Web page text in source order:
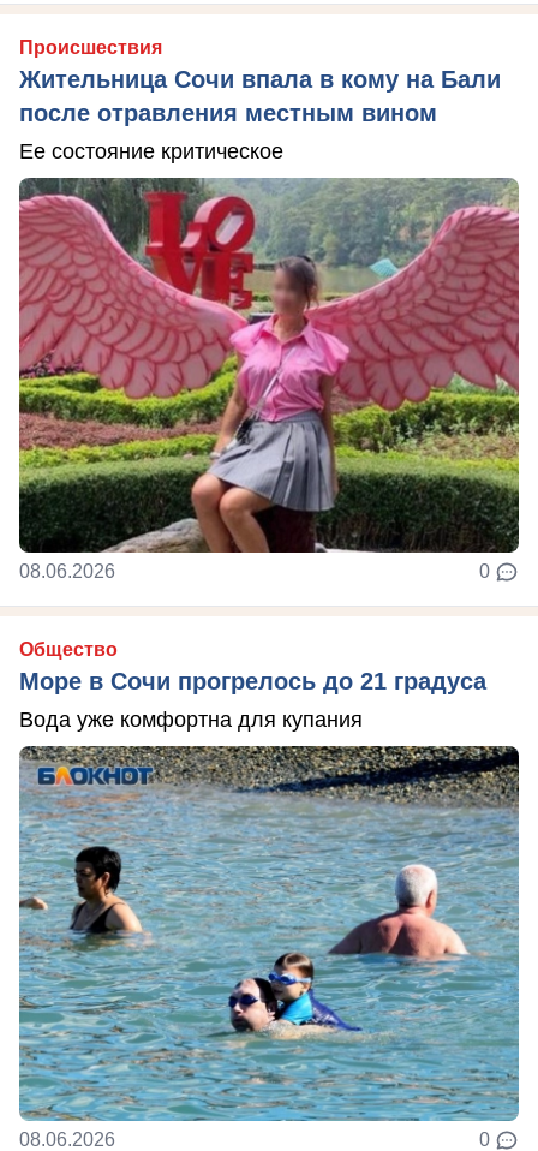
Происшествия
Жительница Сочи впала в кому на Бали
после отравления местным вином
Ее состояние критическое
08.06.2026 0
Общество
Море в Сочи прогрелось до 21 градуса
Вода уже комфортна для купания
08.06.2026 0